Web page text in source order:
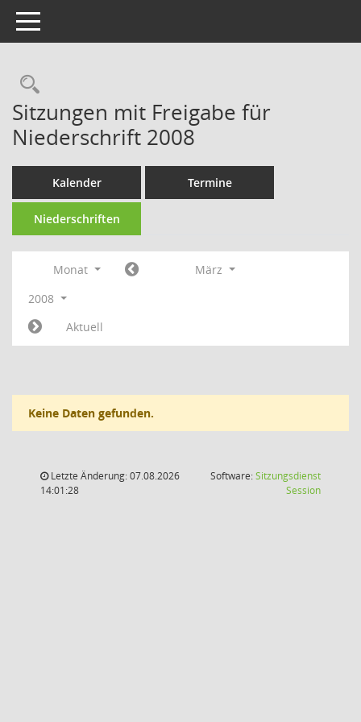
Toggle navigation
Rechercheauswahl
Sitzungen mit Freigabe für
Niederschrift 2008
Kalender Termine
Niederschriften
Monat
März
2008
Aktuell
Keine Daten gefunden.
Letzte Änderung: 07.08.2026
14:01:28
Software:Sitzungsdienst
Session(Wird in